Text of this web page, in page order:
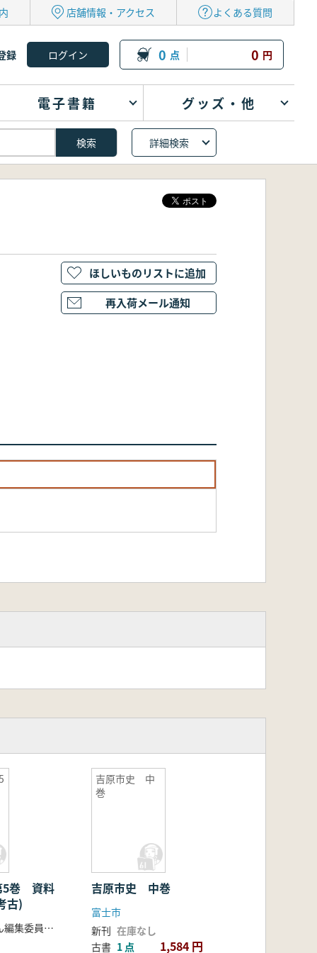
店舗情報・アクセス よくある質問
録 0 点 0 円
電子書籍 グッズ・他
詳細検索
ほしいものリストに追加
再入荷メール通知
5巻 資料
古)
刈谷市史編さん編集委員会編
吉原市史 中
巻
吉原市史 中巻
富士市
新刊 在庫なし
古書 1 点 1,584 円